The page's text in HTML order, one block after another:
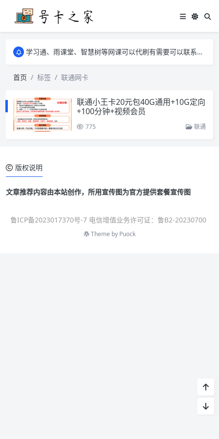
学习通、雨课堂、智慧树等网课可以代刷有需要可以联系邮箱i@tuzi.la
学习通、雨课堂、智慧树等网课可以代刷有需要可以联系邮箱i@tuzi.la
首页
标签 联通网卡
联通小王卡20元包40G通用+10G定向
+100分钟+视频会员
775 联通
版权说明
文章推荐内容由本站创作，所用宣传图为官方提供套餐宣传图
鲁ICP备2023017370号-7 电信增值业务许可证：鲁B2-20230700
Theme by Puock